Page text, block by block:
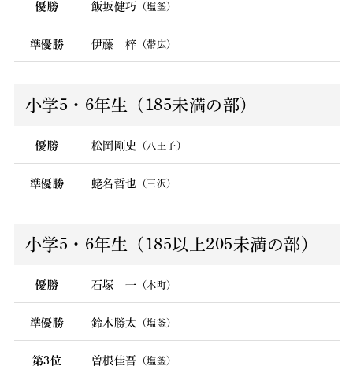
優勝 飯坂健巧 （塩釜）
準優勝 伊藤 梓 （帯広）
小学5・6年生（185未満の部）
優勝 松岡剛史 （八王子）
準優勝 蛯名哲也 （三沢）
小学5・6年生（185以上205未満の部）
優勝 石塚 一 （木町）
準優勝 鈴木勝太 （塩釜）
第3位 曽根佳吾 （塩釜）